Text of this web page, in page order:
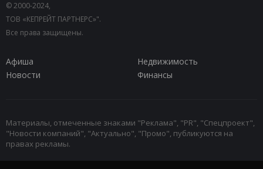
© 2000-2024,
ТОВ «КЕПРЕЙТ ПАРТНЕРС»".
Все права защищены.
Афиша
Недвижимость
Новости
Финансы
Материалы, отмеченные знаками "Реклама", "PR", "Спецпроект",
"Новости компаний", "Актуально", "Промо", публикуются на
правах рекламы.